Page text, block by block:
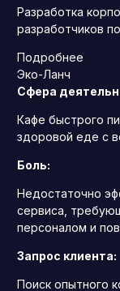
Разработка
разработчиков
Подробнее
Эко-Ланч
Сфера
Кафе быстрого
здоровой еде с
Боль:
Недостаточно
сервиса,
персоналом и
Запрос клиента:
Поиск опытного